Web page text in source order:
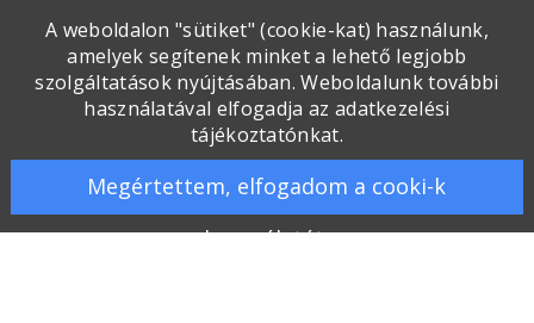
A weboldalon "sütiket" (cookie-kat) használunk,
amelyek segítenek minket a lehető legjobb
szolgáltatások nyújtásában. Weboldalunk további
használatával elfogadja az adatkezelési
tájékoztatónkat.
Megértettem, elfogadom a cooki-k
használatát.